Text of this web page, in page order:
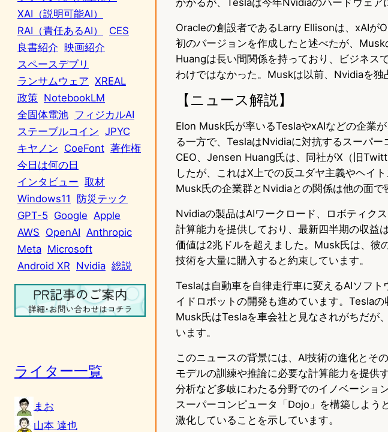
XAI（説明可能AI）
RAI（責任あるAI）
CES
良書紹介 映画紹介
スペースデブリ
ランサムウェア XREAL
政策 NotebookLM
全固体電池 フィジカルAI
ステーブルコイン JPYC
キヤノン CoeFont 著作権
今日は何の日
インタビュー 取材
Windows11
防災テック
GPT-5 Google Apple
AWS OpenAI Anthropic
Meta Microsoft
Android XR Nvidia 総説
ライター一覧
まお
山本 達也
Oracleの創設者であるLarry Ellisonは、xAIが
初のバージョンを作成したと述べたが、
Huangは長い間関係を持っており、ビジネス
わけではなかった。Muskは以前、Nvidiaを独
【ニュース解説】
Elon Musk氏が率いるTeslaやxAIなどの企業
る一方で、TeslaはNvidiaに対抗するスーパ
CEO、Jensen Huang氏は、同社がX（旧
したが、これはX上での反ユダヤ主義やヘイ
Musk氏の企業群とNvidiaとの関係は他の面で
Nvidiaの製品はAIワークロード、ロボティク
計算能力を提供しており、最新四半期の収益
価値は2兆ドルを超えました。Musk氏は、彼
技術を大量に購入すると約束しています。
Teslaは自動車を自律走行車に変えるAIソフ
イドロボットの開発も進めています。Tesla
Musk氏はTeslaを車会社と見なされがちだが
います。
このニュースの背景には、AI技術の進化とそ
モデルの訓練や推論に必要な計算能力を提供
分析など多岐にわたる分野でのイノベーショ
スーパーコンピュータ「Dojo」を構築しよう
激化していることを示しています。